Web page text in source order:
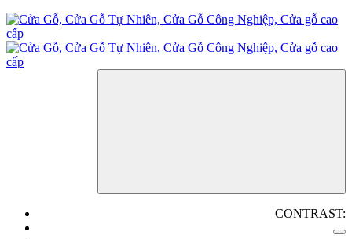
CONTRAST: